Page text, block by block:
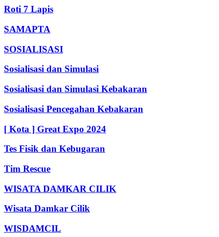
Roti 7 Lapis
SAMAPTA
SOSIALISASI
Sosialisasi dan Simulasi
Sosialisasi dan Simulasi Kebakaran
Sosialisasi Pencegahan Kebakaran
[ Kota ] Great Expo 2024
Tes Fisik dan Kebugaran
Tim Rescue
WISATA DAMKAR CILIK
Wisata Damkar Cilik
WISDAMCIL